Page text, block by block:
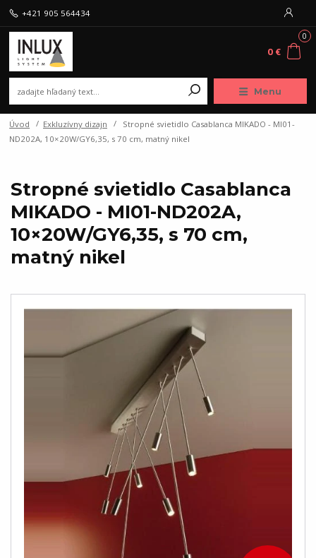
Menu
+421 905 564434
0
0 €
Úvod Exkluzívny dizajn
Stropné svietidlo Casablanca MIKADO - MI01-
ND202A, 10×20W/GY6,35, s 70 cm, matný nikel
Stropné svietidlo Casablanca
MIKADO - MI01-ND202A,
10×20W/GY6,35, s 70 cm,
matný nikel